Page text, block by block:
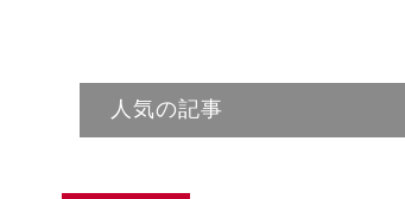
人気の記事